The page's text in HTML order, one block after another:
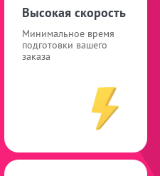
Высокая скорость
Минимальное время
подготовки вашего
заказа